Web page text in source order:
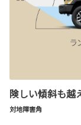
険しい傾斜も越
対地障害角